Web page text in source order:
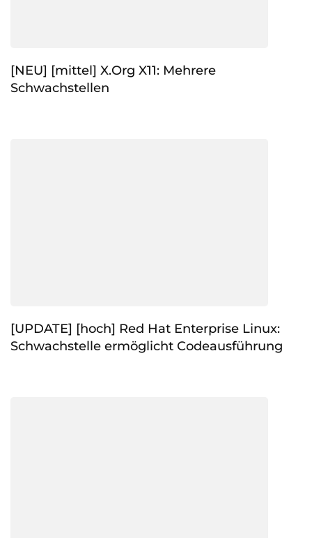
[NEU] [mittel] X.Org X11: Mehrere
Schwachstellen
[UPDATE] [hoch] Red Hat Enterprise Linux:
Schwachstelle ermöglicht Codeausführung